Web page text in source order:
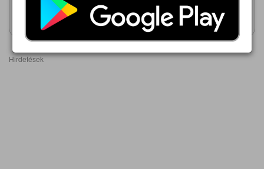
Akciós újság
megtekintése
Akciós újság
megtekintése
Hirdetések